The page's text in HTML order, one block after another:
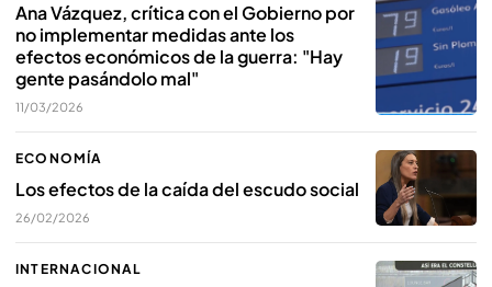
Ana Vázquez, crítica con el Gobierno por
no implementar medidas ante los
efectos económicos de la guerra: "Hay
gente pasándolo mal"
11/03/2026
ECONOMÍA
Los efectos de la caída del escudo social
26/02/2026
INTERNACIONAL